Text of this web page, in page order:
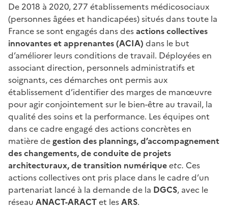
De 2018 à 2020, 277 établissements médicosociaux
(personnes âgées et handicapées) situés dans toute la
France se sont engagés dans desactions collectives
innovantes et apprenantes (ACIA) dans le but
d’améliorer leurs conditions de travail. Déployées en
associant direction, personnels administratifs et
soignants, ces démarches ont permis aux
établissement d’identifier des marges de manœuvre
pour agir conjointement sur le bien-être au travail, la
qualité des soins et la performance. Les équipes ont
dans ce cadre engagé des actions concrètes en
matière degestion des plannings, d’accompagnement
des changements, de conduite de projets
architecturaux, de transition numériqueetc. Ces
actions collectives ont pris place dans le cadre d’un
partenariat lancé à la demande de la DGCS, avec le
réseau ANACT-ARACTet lesARS.